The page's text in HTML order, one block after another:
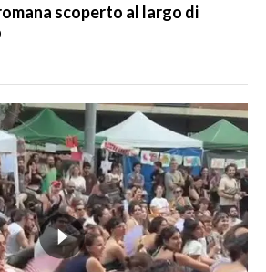
scoperto al largo di